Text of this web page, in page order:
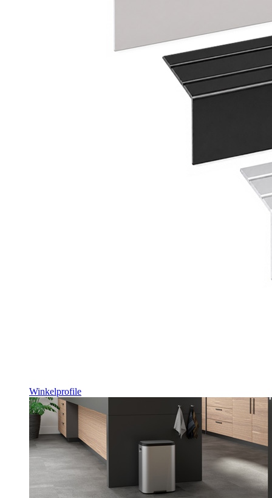
Winkelprofile